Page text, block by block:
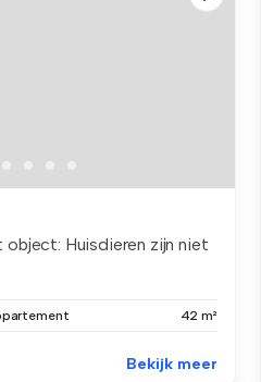
Huisdieren zijn niet
42 m²
Bekijk meer